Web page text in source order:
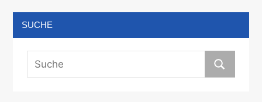
SUCHE